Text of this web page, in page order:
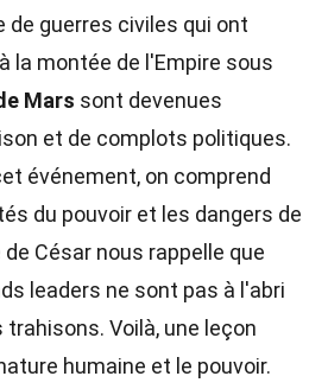
de guerres civiles qui ont
la montée de l'Empire sous
Mars sont devenues
et de complots politiques.
événement, on comprend
du pouvoir et les dangers de
César nous rappelle que
leaders ne sont pas à l'abri
Voilà, une leçon
humaine et le pouvoir.